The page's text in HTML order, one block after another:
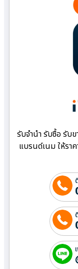
รับจำนำ รับซื้อ รับ
แบรนด์เนม ให้รา